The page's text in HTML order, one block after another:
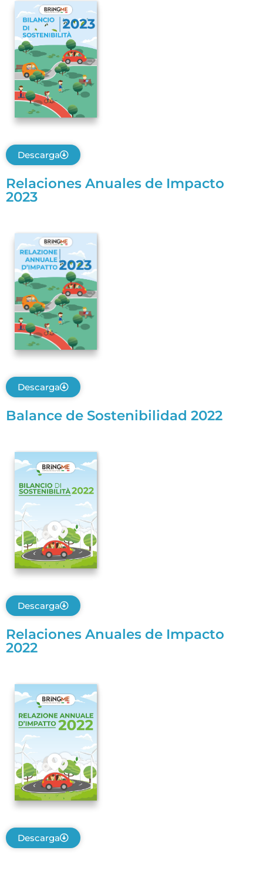
Descarga
Relaciones Anuales de Impacto
2023
Descarga
Balance de Sostenibilidad 2022
Descarga
Relaciones Anuales de Impacto
2022
Descarga